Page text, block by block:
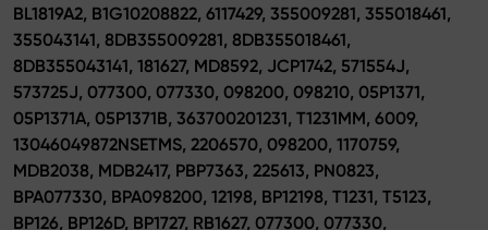
BL1819A2, B1G10208822, 6117429, 355009281, 355018461,
355043141, 8DB355009281, 8DB355018461,
8DB355043141, 181627, MD8592, JCP1742, 571554J,
573725J, 077300, 077330, 098200, 098210, 05P1371,
05P1371A, 05P1371B, 363700201231, T1231MM, 6009,
13046049872NSETMS, 2206570, 098200, 1170759,
MDB2038, MDB2417, PBP7363, 225613, PN0823,
BPA077330, BPA098200, 12198, BP12198, T1231, T5123,
BP126, BP126D, BP1727, RB1627, 077300, 077330,